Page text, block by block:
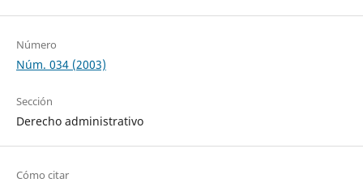
Número
Núm. 034 (2003)
Sección
Derecho administrativo
Cómo citar